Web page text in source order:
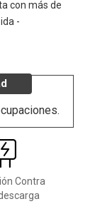
con más de
-
Contra